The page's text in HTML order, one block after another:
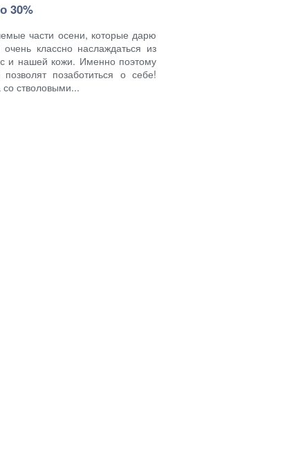
30%
части осени, которые дарю
классно наслаждаться из
и нашей кожи. Именно поэтому
позаботиться о себе!
стволовыми...